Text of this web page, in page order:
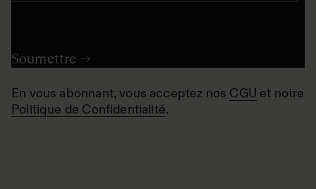
En vous abonnant, vous acceptez nos CGU et notre
Politique de Confidentialité.